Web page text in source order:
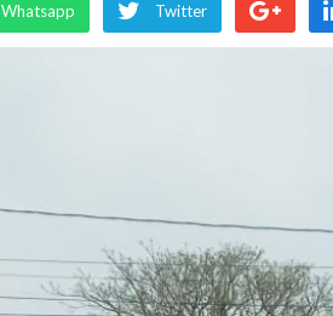
Whatsapp Twitter